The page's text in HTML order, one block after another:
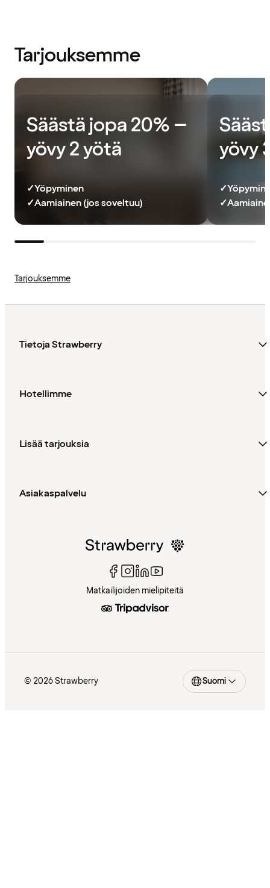
Tarjouksemme
Säästä jopa 20% –
yövy 2 yötä
✓Yöpyminen
✓Aamiainen (jos soveltuu)
yövy
✓
✓
Tarjouksemme
Tietoja Strawberry
Hotellimme
Lisää tarjouksia
Asiakaspalvelu
Matkailijoiden mielipiteitä
© 2026 Strawberry Suomi